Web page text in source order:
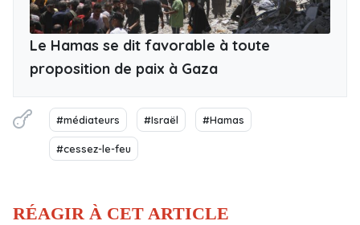
Le Hamas se dit favorable à toute
proposition de paix à Gaza
#médiateurs #Israël #Hamas
#cessez-le-feu